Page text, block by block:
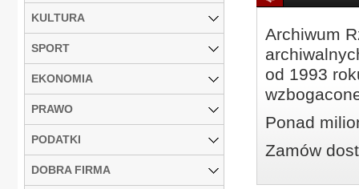
Archiwum
od 1993
Ponad
Zamów
KULTURA
SPORT
EKONOMIA
PRAWO
PODATKI
DOBRA FIRMA